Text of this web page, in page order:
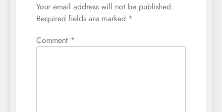
Your email address will not be published.
Required fields are marked *
Comment *